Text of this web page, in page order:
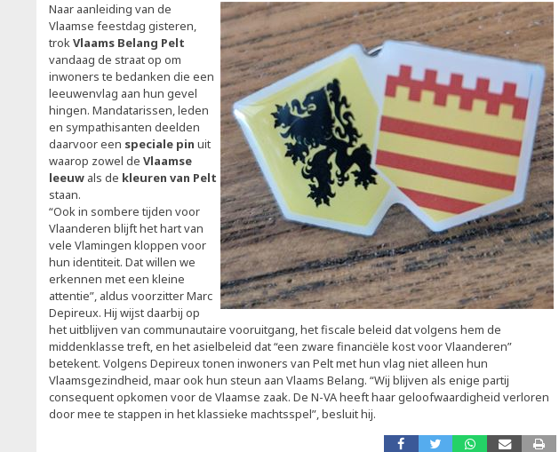
Naar aanleiding van de
Vlaamse feestdag gisteren,
trokVlaams Belang Pelt
vandaag de straat op om
inwoners te bedanken die een
leeuwenvlag aan hun gevel
hingen. Mandatarissen, leden
en sympathisanten deelden
daarvoor een speciale pin uit
waarop zowel de Vlaamse
leeuw als de kleuren van Pelt
staan.
“Ook in sombere tijden voor
Vlaanderen blijft het hart van
vele Vlamingen kloppen voor
hun identiteit. Dat willen we
erkennen met een kleine
attentie”, aldus voorzitter Marc
Depireux. Hij wijst daarbij op
het uitblijven van communautaire vooruitgang, het fiscale beleid dat volgens hem de
middenklasse treft, en het asielbeleid dat “een zware financiële kost voor Vlaanderen”
betekent. Volgens Depireux tonen inwoners van Pelt met hun vlag niet alleen hun
Vlaamsgezindheid, maar ook hun steun aan Vlaams Belang. “Wij blijven als enige partij
consequent opkomen voor de Vlaamse zaak. De N-VA heeft haar geloofwaardigheid verloren
door mee te stappen in het klassieke machtsspel”, besluit hij.